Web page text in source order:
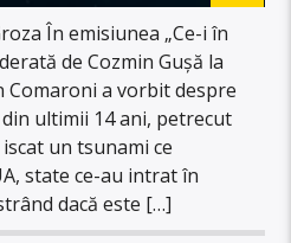
În emisiunea „Ce-i în
de Cozmin Gușă la
Comaroni a vorbit despre
ultimii 14 ani, petrecut
un tsunami ce
state ce-au intrat în
dacă este […]